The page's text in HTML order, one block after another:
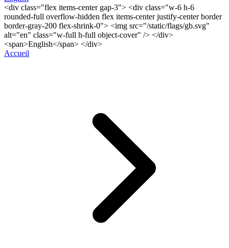
<div class="flex items-center gap-3"> <div class="w-6 h-6
rounded-full overflow-hidden flex items-center justify-center border
border-gray-200 flex-shrink-0"> <img src="/static/flags/gb.svg"
alt="en" class="w-full h-full object-cover" /> </div>
<span>English</span> </div>
Accueil